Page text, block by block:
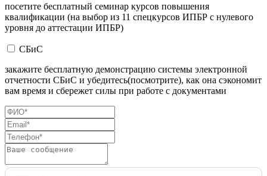
посетите бесплатный семинар курсов повышения
квалификации (на выбор из 11 спецкурсов ИПБР с нулевого
уровня до аттестации ИПБР)
СБиС
закажите бесплатную демонстрацию системы электронной
отчетности СБиС и убедитесь(посмотрите), как она сэкономит
вам время и сбережет силы при работе с документами